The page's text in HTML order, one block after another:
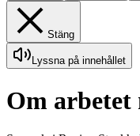
Stäng
Lyssna på innehållet
Om